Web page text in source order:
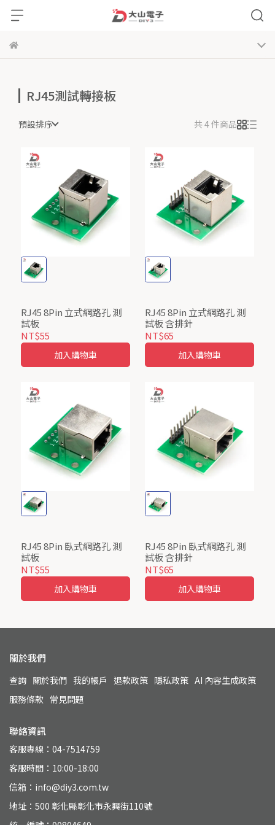
RJ45測試轉接板
預設排序 共 4 件商品
RJ45 8Pin 立式網路孔 測
試板
NT$55
加入購物車
RJ45 8Pin 立式網路孔 測
試板 含排針
NT$65
加入購物車
RJ45 8Pin 臥式網路孔 測
試板
NT$55
加入購物車
RJ45 8Pin 臥式網路孔 測
試板 含排針
NT$65
加入購物車
關於我們
查詢 關於我們 我的帳戶 退款政策 隱私政策 AI 內容生成政策
服務條款 常見問題
聯絡資訊
客服專線：04-7514759
客服時間：10:00-18:00
信箱：info@diy3.com.tw
地址：500 彰化縣彰化市永興街110號